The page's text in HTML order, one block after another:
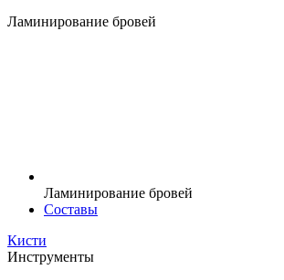
Ламинирование бровей
Ламинирование бровей
Составы
Кисти
Инструменты